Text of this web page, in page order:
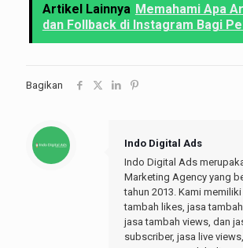
Artikel Lainnya Memahami Apa
dan Follback di Instagram Bagi
Bagikan
Indo Digital Ads
Indo Digital Ads
Marketing Agency yang
tahun 2013. Kami
tambah likes, jasa
jasa tambah views, dan
subscriber, jasa live